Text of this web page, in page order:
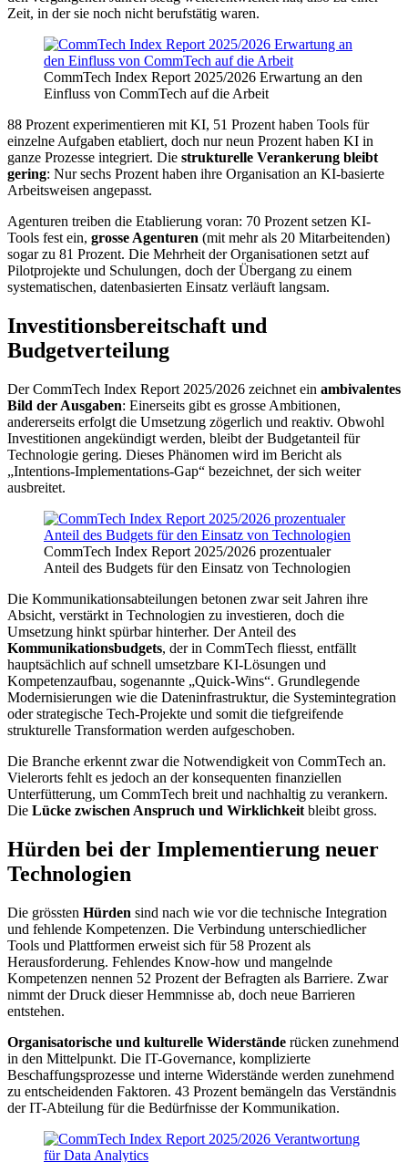
Zeit, in der sie noch nicht berufstätig waren.
CommTech Index Report 2025/2026 Erwartung an den
Einfluss von CommTech auf die Arbeit
88 Prozent experimentieren mit KI, 51 Prozent haben Tools für
einzelne Aufgaben etabliert, doch nur neun Prozent haben KI in
ganze Prozesse integriert. Die strukturelle Verankerung bleibt
gering: Nur sechs Prozent haben ihre Organisation an KI-basierte
Arbeitsweisen angepasst.
Agenturen treiben die Etablierung voran: 70 Prozent setzen KI-
Tools fest ein, grosse Agenturen (mit mehr als 20 Mitarbeitenden)
sogar zu 81 Prozent. Die Mehrheit der Organisationen setzt auf
Pilotprojekte und Schulungen, doch der Übergang zu einem
systematischen, datenbasierten Einsatz verläuft langsam.
Investitionsbereitschaft und
Budgetverteilung
Der CommTech Index Report 2025/2026 zeichnet ein ambivalentes
Bild der Ausgaben: Einerseits gibt es grosse Ambitionen,
andererseits erfolgt die Umsetzung zögerlich und reaktiv. Obwohl
Investitionen angekündigt werden, bleibt der Budgetanteil für
Technologie gering. Dieses Phänomen wird im Bericht als
„Intentions-Implementations-Gap“ bezeichnet, der sich weiter
ausbreitet.
CommTech Index Report 2025/2026 prozentualer
Anteil des Budgets für den Einsatz von Technologien
Die Kommunikationsabteilungen betonen zwar seit Jahren ihre
Absicht, verstärkt in Technologien zu investieren, doch die
Umsetzung hinkt spürbar hinterher. Der Anteil des
Kommunikationsbudgets, der in CommTech fliesst, entfällt
hauptsächlich auf schnell umsetzbare KI-Lösungen und
Kompetenzaufbau, sogenannte „Quick-Wins“. Grundlegende
Modernisierungen wie die Dateninfrastruktur, die Systemintegration
oder strategische Tech-Projekte und somit die tiefgreifende
strukturelle Transformation werden aufgeschoben.
Die Branche erkennt zwar die Notwendigkeit von CommTech an.
Vielerorts fehlt es jedoch an der konsequenten finanziellen
Unterfütterung, um CommTech breit und nachhaltig zu verankern.
Die Lücke zwischen Anspruch und Wirklichkeit bleibt gross.
Hürden bei der Implementierung neuer
Technologien
Die grössten Hürden sind nach wie vor die technische Integration
und fehlende Kompetenzen. Die Verbindung unterschiedlicher
Tools und Plattformen erweist sich für 58 Prozent als
Herausforderung. Fehlendes Know-how und mangelnde
Kompetenzen nennen 52 Prozent der Befragten als Barriere. Zwar
nimmt der Druck dieser Hemmnisse ab, doch neue Barrieren
entstehen.
Organisatorische und kulturelle Widerstände rücken zunehmend
in den Mittelpunkt. Die IT-Governance, komplizierte
Beschaffungsprozesse und interne Widerstände werden zunehmend
zu entscheidenden Faktoren. 43 Prozent bemängeln das Verständnis
der IT-Abteilung für die Bedürfnisse der Kommunikation.